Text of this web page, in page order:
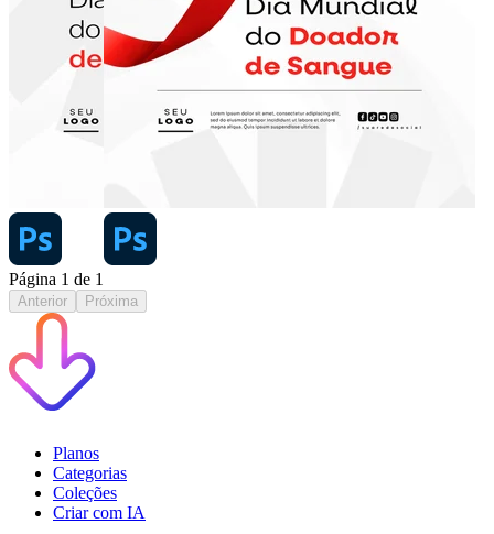
Página 1 de 1
Anterior Próxima
Planos
Categorias
Coleções
Criar com IA